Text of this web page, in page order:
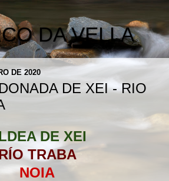
DA VELLA
DE 2020
DE XEI - RIO
DE XEI
TRABA
NOIA